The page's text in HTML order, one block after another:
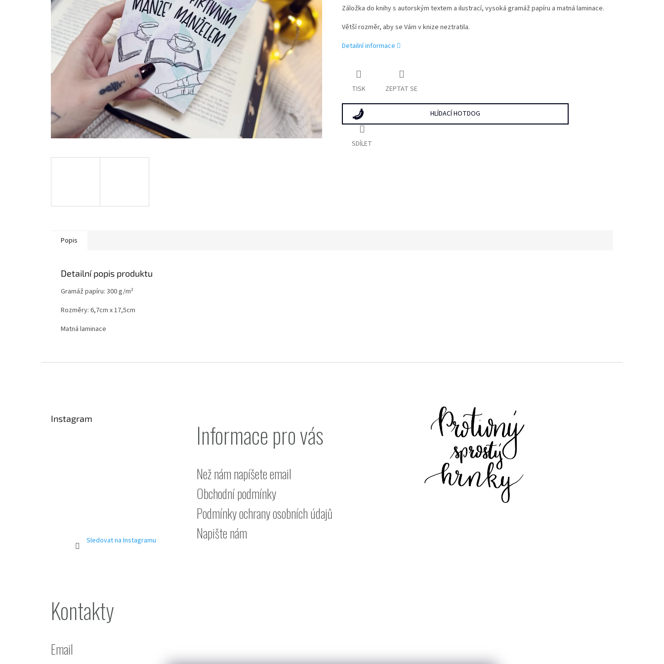
Záložka do knihy s autorským textem a ilustrací, vysoká gramáž papíru a matná laminace.
Větší rozměr, aby se Vám v knize neztratila.
Detailní informace
TISK ZEPTAT SE
HLÍDACÍ HOTDOG
SDÍLET
Popis
Detailní popis produktu
Gramáž papíru: 300g/m²
Rozměry: 6,7cm x 17,5cm
Matná laminace
Instagram
Sledovat na Instagramu
Informace pro vás
Než nám napíšete email
Obchodní podmínky
Podmínky ochrany osobních údajů
Napište nám
Kontakty
Email